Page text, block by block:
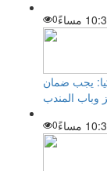
0
يجب ضمان
وباب المندب
0